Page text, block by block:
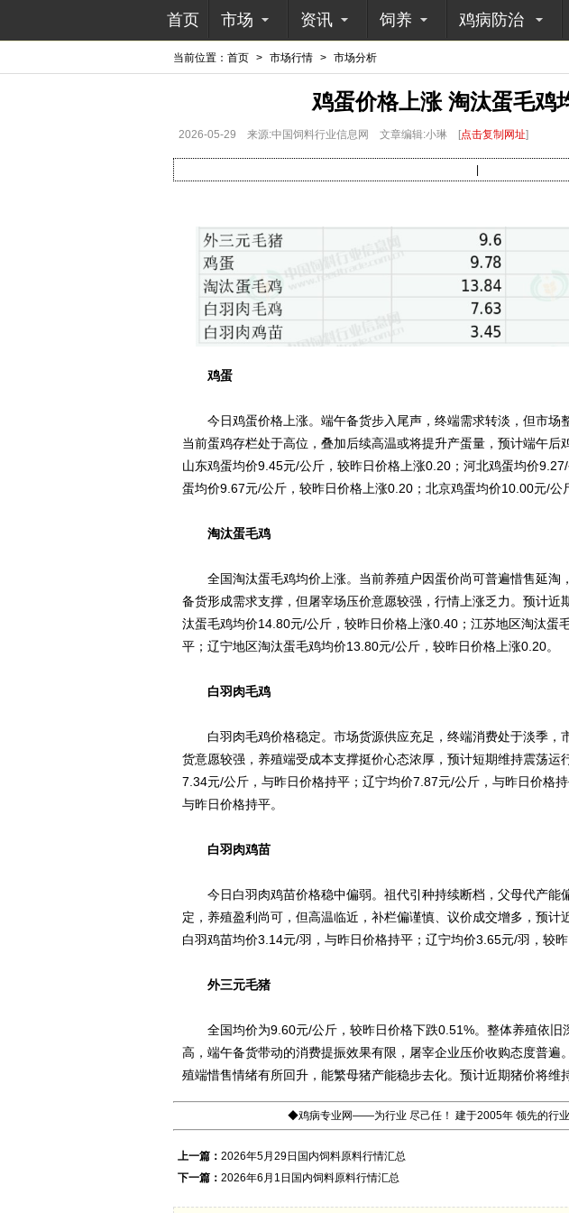
首页 市场 资讯 饲养 鸡病防治
当前位置： 首页 > 市场行情 > 市场分析
鸡蛋价格上涨 淘汰蛋毛鸡
2026-05-29 来源:中国饲料行业信息网 文章编辑:小琳 [点击复制网址]
鸡蛋
今日鸡蛋价格上涨。端午备货步入尾声，终端需求转淡，但市场
当前蛋鸡存栏处于高位，叠加后续高温或将提升产蛋量，预计端午后
山东鸡蛋均价9.45元/公斤，较昨日价格上涨0.20；河北鸡蛋均价
蛋均价9.67元/公斤，较昨日价格上涨0.20；北京鸡蛋均价10.00元/公
淘汰蛋毛鸡
全国淘汰蛋毛鸡均价上涨。当前养殖户因蛋价尚可普遍惜售延淘
备货形成需求支撑，但屠宰场压价意愿较强，行情上涨乏力。预计近
汰蛋毛鸡均价14.80元/公斤，较昨日价格上涨0.40；江苏地区淘汰蛋
平；辽宁地区淘汰蛋毛鸡均价13.80元/公斤，较昨日价格上涨0.20。
白羽肉毛鸡
白羽肉毛鸡价格稳定。市场货源供应充足，终端消费处于淡季，
货意愿较强，养殖端受成本支撑挺价心态浓厚，预计短期维持震荡运
7.34元/公斤，与昨日价格持平；辽宁均价7.87元/公斤，与昨日价格
与昨日价格持平。
白羽肉鸡苗
今日白羽肉鸡苗价格稳中偏弱。祖代引种持续断档，父母代产能
定，养殖盈利尚可，但高温临近，补栏偏谨慎、议价成交增多，预计
白羽鸡苗均价3.14元/羽，与昨日价格持平；辽宁均价3.65元/羽，较昨
外三元毛猪
全国均价为9.60元/公斤，较昨日价格下跌0.51%。整体养殖依旧
高，端午备货带动的消费提振效果有限，屠宰企业压价收购态度普遍
殖端惜售情绪有所回升，能繁母猪产能稳步去化。预计近期猪价将维
◆鸡病专业网——为行业 尽己任！ 建于2005年 领先的行
上一篇： 2026年5月29日国内饲料原料行情汇总
下一篇： 2026年6月1日国内饲料原料行情汇总